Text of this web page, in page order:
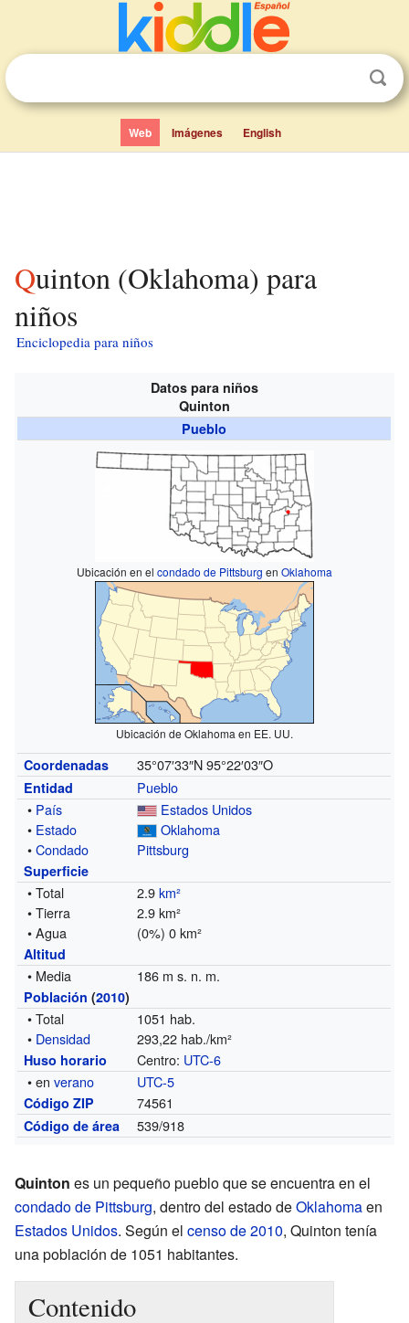
Web Imágenes English
Quinton (Oklahoma) para
niños
Enciclopedia para niños
Datos para niños
Quinton
Pueblo
Ubicación en el condado de Pittsburg en Oklahoma
Ubicación de Oklahoma en EE. UU.
Coordenadas 35°07′33″N 95°22′03″O
Entidad
Pueblo
• País
Estados Unidos
• Estado
Oklahoma
•Condado Pittsburg
Superficie
• Total 2.9km²
• Tierra
2.9 km²
• Agua
(0%) 0 km²
Altitud
• Media 186 m s. n. m.
Población (2010)
• Total
1051 hab.
• Densidad 293,22 hab./km²
Huso horario Centro: UTC-6
• enverano UTC-5
Código ZIP 74561
Código de área 539/918
Quinton es un pequeño pueblo que se encuentra en el
condado de Pittsburg, dentro del estado deOklahomaen
Estados Unidos. Según el censo de 2010, Quinton tenía
una población de 1051 habitantes.
Contenido